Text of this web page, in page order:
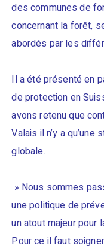
des communes de
concernant la forêt,
abordés par les
Il a été présenté en
de protection en
avons retenu que
Valais il n’y a
globale.
» Nous sommes
une politique de
un atout majeur pour
Pour ce il faut